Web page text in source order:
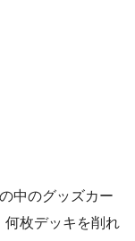
中のグッズカー
何枚デッキを削れ